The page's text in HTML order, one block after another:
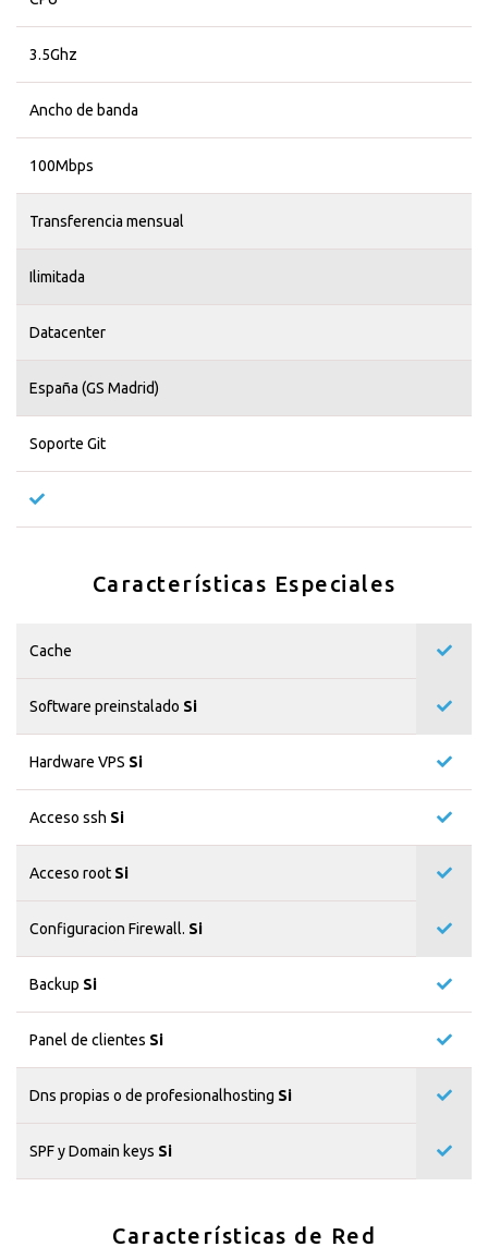
3.5Ghz
Ancho de banda
100Mbps
Transferencia mensual
Ilimitada
Datacenter
España (GS Madrid)
Soporte Git
Características Especiales
Cache
Software preinstalado Si
Hardware VPS Si
Acceso ssh Si
Acceso root Si
Configuracion Firewall. Si
Backup Si
Panel de clientes Si
Dns propias o de profesionalhosting Si
SPF y Domain keys Si
Características de Red